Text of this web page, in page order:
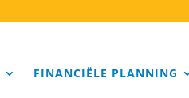
FINANCIËLE PLANNING